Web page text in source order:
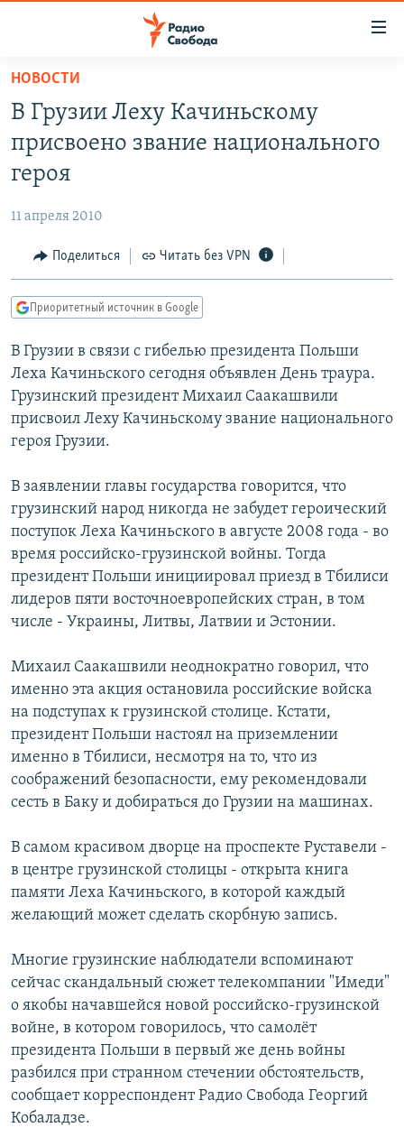
упрощенного
доступа
основному
Вернутся
Вернутся
поиску
ПОДКАСТЫ
АВТОРСКИЕ ПРОЕКТЫ
МНЕНИЯ
КУЛЬТУРА
КАВКАЗ.РЕАЛИИ
СЕВЕР.РЕАЛИИ
СИБИРЬ.РЕАЛИИ
РАСПИСАНИЕ ВЕЩАНИЯ
ПОДПИШИТЕСЬ НА РАССЫЛКУ
СОЦИАЛЬНЫЕ СЕТИ
Все сайты РСЕ/РС
НОВОСТИ
В Грузии Леху Качиньскому
присвоено звание национального
героя
11 апреля 2010
Поделиться Читать без VPN
Приоритетный источник в Google
В Грузии в связи с гибелью президента Польши
Леха Качиньского сегодня объявлен День траура.
Грузинский президент Михаил Саакашвили
присвоил Леху Качиньскому звание национального
героя Грузии.
В заявлении главы государства говорится, что
грузинский народ никогда не забудет героический
поступок Леха Качиньского в августе 2008 года - во
время российско-грузинской войны. Тогда
президент Польши инициировал приезд в Тбилиси
лидеров пяти восточноевропейских стран, в том
числе - Украины, Литвы, Латвии и Эстонии.
Михаил Саакашвили неоднократно говорил, что
именно эта акция остановила российские войска
на подступах к грузинской столице. Кстати,
президент Польши настоял на приземлении
именно в Тбилиси, несмотря на то, что из
соображений безопасности, ему рекомендовали
сесть в Баку и добираться до Грузии на машинах.
В самом красивом дворце на проспекте Руставели -
в центре грузинской столицы - открыта книга
памяти Леха Качиньского, в которой каждый
желающий может сделать скорбную запись.
Многие грузинские наблюдатели вспоминают
сейчас скандальный сюжет телекомпании "Имеди"
о якобы начавшейся новой российско-грузинской
войне, в котором говорилось, что самолёт
президента Польши в первый же день войны
разбился при странном стечении обстоятельств,
сообщает корреспондент Радио Свобода Георгий
Кобаладзе.